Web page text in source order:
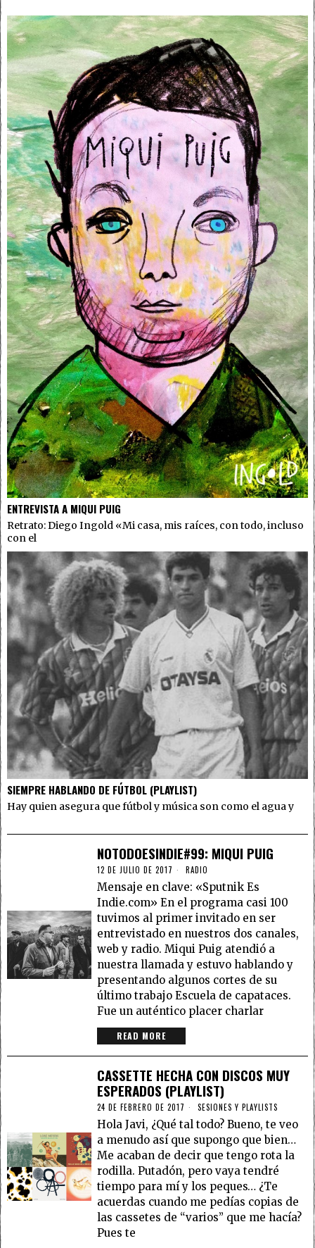
ENTREVISTA A MIQUI PUIG
Retrato: Diego Ingold «Mi casa, mis raíces, con todo, incluso
con el
SIEMPRE HABLANDO DE FÚTBOL (PLAYLIST)
Hay quien asegura que fútbol y música son como el agua y
NOTODOESINDIE#99: MIQUI PUIG
12 DE JULIO DE 2017 RADIO
Mensaje en clave: «Sputnik Es
Indie.com» En el programa casi 100
tuvimos al primer invitado en ser
entrevistado en nuestros dos canales,
web y radio. Miqui Puig atendió a
nuestra llamada y estuvo hablando y
presentando algunos cortes de su
último trabajo Escuela de capataces.
Fue un auténtico placer charlar
READ MORE
CASSETTE HECHA CON DISCOS MUY
ESPERADOS (PLAYLIST)
24 DE FEBRERO DE 2017 SESIONES Y PLAYLISTS
Hola Javi, ¿Qué tal todo? Bueno, te veo
a menudo así que supongo que bien…
Me acaban de decir que tengo rota la
rodilla. Putadón, pero vaya tendré
tiempo para mí y los peques… ¿Te
acuerdas cuando me pedías copias de
las cassetes de “varios” que me hacía?
Pues te